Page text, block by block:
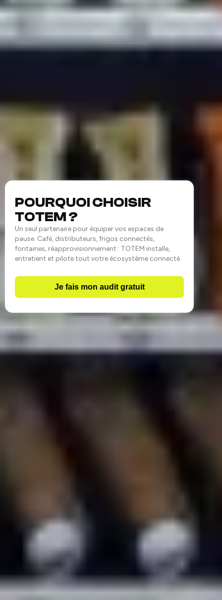
POURQUOI CHOISIR
TOTEM ?
Un seul partenaire pour équiper vos espaces de
pause. Café, distributeurs, frigos connectés,
fontaines, réapprovisionnement : TOTEM installe,
entretient et pilote tout votre écosystème connecté.
Je fais mon audit gratuit